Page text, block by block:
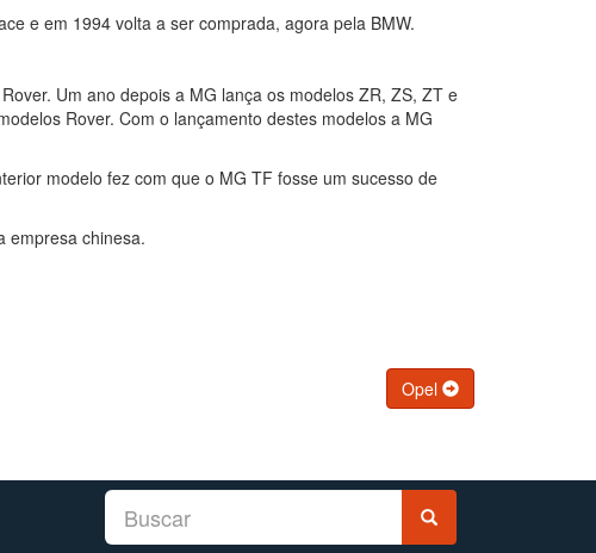
e em 1994 volta a ser comprada, agora pela BMW.
Um ano depois a MG lança os modelos ZR, ZS, ZT e
Rover. Com o lançamento destes modelos a MG
modelo fez com que o MG TF fosse um sucesso de
empresa chinesa.
Opel